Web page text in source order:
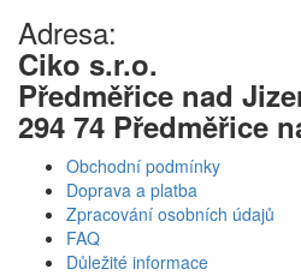
Adresa:
Ciko s.r.o.
Předměřice nad
294 74 Předměřice
Obchodní podmínky
Doprava a platba
Zpracování osobních údajů
FAQ
Důležité informace